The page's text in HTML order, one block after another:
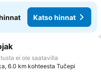
Katso hinnat
suosikkeihin
ei ole saatavilla
6.0 km kohteesta Tučepi